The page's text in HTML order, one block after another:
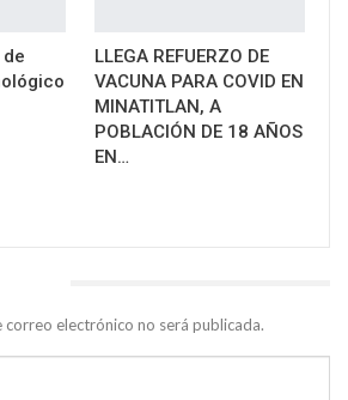
LLEGA REFUERZO DE
VACUNA PARA COVID EN
MINATITLAN, A
POBLACIÓN DE 18 AÑOS
EN…
correo electrónico no será publicada.